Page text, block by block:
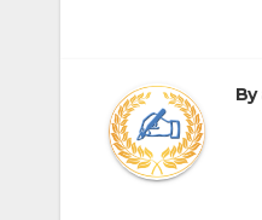
By